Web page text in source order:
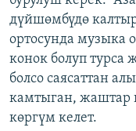
дүйшөмбүдө
ортосунда музыка
конок болуп
болсо саясаттан
камтыган, жаштар
көргүм келет.